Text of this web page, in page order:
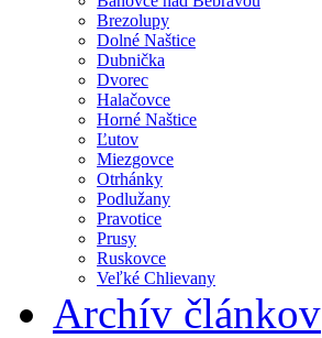
Brezolupy
Dolné Naštice
Dubnička
Dvorec
Halačovce
Horné Naštice
Ľutov
Miezgovce
Otrhánky
Podlužany
Pravotice
Prusy
Ruskovce
Veľké Chlievany
Archív článkov